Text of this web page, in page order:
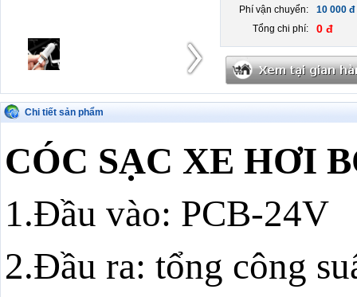
Phí vận chuyển:
10 000 đ
Tổng chi phí:
0 đ
Chi tiết sản phẩm
CÓC SẠC XE HƠI
1.Đầu vào: PCB-24V
2.Đầu ra: tổng công